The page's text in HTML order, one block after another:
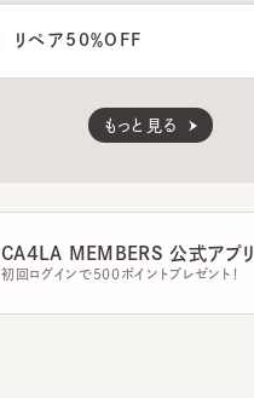
リペア50％OFF
もっと見る
CA4LA MEMBERS 公式アプリ
初回ログインで500ポイントプレゼント！